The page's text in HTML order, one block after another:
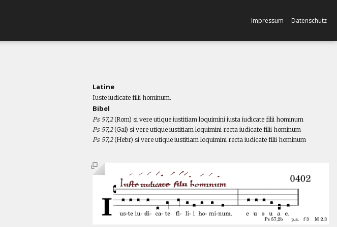
Impressum Datenschutz
Latine
Iuste iudicate filii hominum.
Bibel
Ps 57,2(Rom) si vere utique iustitiam loquimini iusta iudicate filii hominum
Ps 57,2(Gal) si vere utique iustitiam loquimini recta iudicate filii hominum
Ps 57,2(Hebr) si vere utique iustitiam loquimini recta iudicate filii hominum